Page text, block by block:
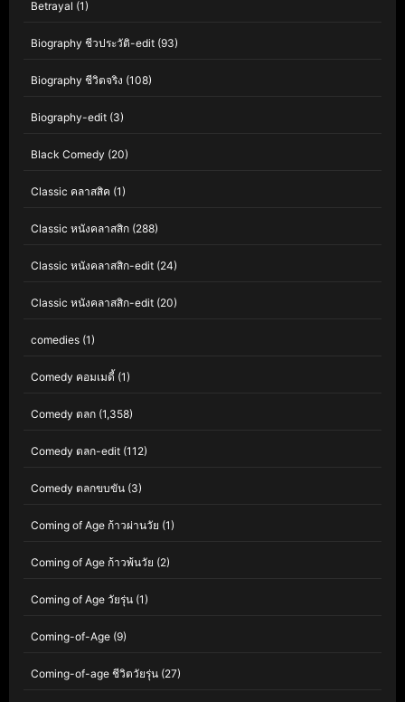
Betrayal (1)
Biography ชีวประวัติ-edit (93)
Biography ชีวิตจริง (108)
Biography-edit (3)
Black Comedy (20)
Classic คลาสสิค (1)
Classic หนังคลาสสิก (288)
Classic หนังคลาสสิก-edit (24)
Classic หนังคลาสสิก-edit (20)
comedies (1)
Comedy คอมเมดี้ (1)
Comedy ตลก (1,358)
Comedy ตลก-edit (112)
Comedy ตลกขบขัน (3)
Coming of Age ก้าวผ่านวัย (1)
Coming of Age ก้าวพ้นวัย (2)
Coming of Age วัยรุ่น (1)
Coming-of-Age (9)
Coming-of-age ชีวิตวัยรุ่น (27)